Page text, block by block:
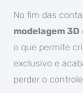
No fim das
modelagem 3D
o que permite
exclusivo e
perder o